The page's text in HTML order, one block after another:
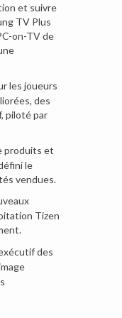
et suivre
TV Plus
on-TV de
les joueurs
des
piloté par
produits et
le
vendues.
Tizen
des